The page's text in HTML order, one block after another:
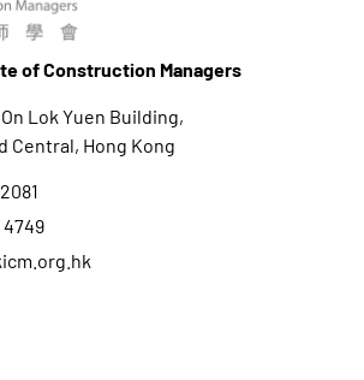
of Construction Managers
Lok Yuen Building,
Central, Hong Kong
4749